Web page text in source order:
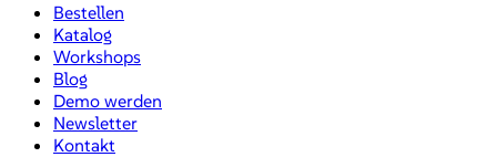
Bestellen
Katalog
Workshops
Blog
Demo werden
Newsletter
Kontakt